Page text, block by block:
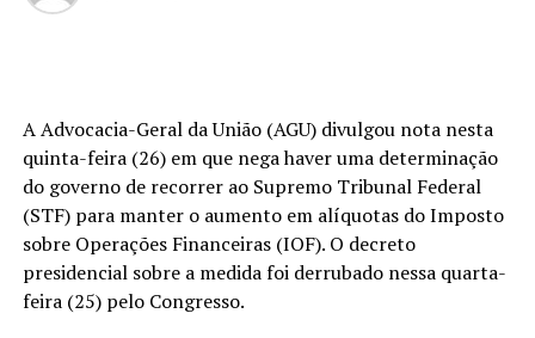
A Advocacia-Geral da União (AGU) divulgou nota nesta
quinta-feira (26) em que nega haver uma determinação
do governo de recorrer ao Supremo Tribunal Federal
(STF) para manter o aumento em alíquotas do Imposto
sobre Operações Financeiras (IOF). O decreto
presidencial sobre a medida foi derrubado nessa quarta-
feira (25) pelo Congresso.